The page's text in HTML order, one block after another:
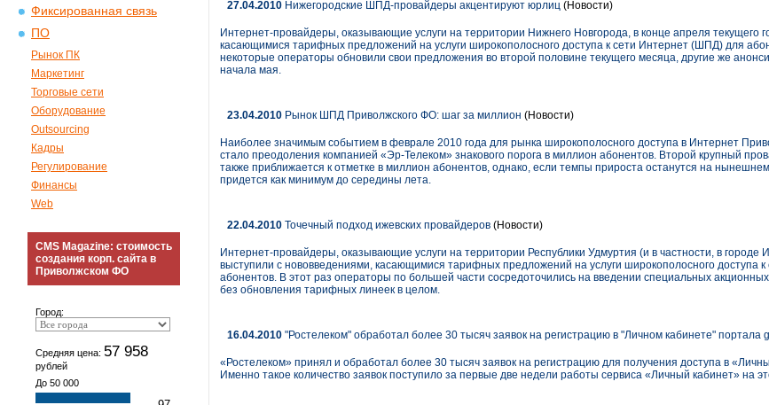
Фиксированная связь
ПО
Рынок ПК
Маркетинг
Торговые сети
Оборудование
Outsourcing
Кадры
Регулирование
Финансы
Web
CMS Magazine: стоимость
создания корп. сайта в
Приволжском ФО
Город:
Средняя цена: 57 958
рублей
До 50 000
27.04.2010 Нижегородские ШПД-провайдеры акцентируют юрлиц (Новости)
Интернет-провайдеры, оказывающие услуги на территории Нижнего Новгорода, в конце апреля текущего
касающимися тарифных предложений на услуги широкополосного доступа к сети Интернет (ШПД) для
некоторые операторы обновили свои предложения во второй половине текущего месяца, другие же
начала мая.
23.04.2010 Рынок ШПД Приволжского ФО: шаг за миллион (Новости)
Наиболее значимым событием в феврале 2010 года для рынка широкополосного доступа в Интернет
стало преодоления компанией «Эр-Телеком» знакового порога в миллион абонентов. Второй крупный
также приближается к отметке в миллион абонентов, однако, если темпы прироста останутся на
придется как минимум до середины лета.
22.04.2010 Точечный подход ижевских провайдеров (Новости)
Интернет-провайдеры, оказывающие услуги на территории Республики Удмуртия (и в частности, в городе
выступили с нововведениями, касающимися тарифных предложений на услуги широкополосного доступа
абонентов. В этот раз операторы по большей части сосредоточились на введении специальных
без обновления тарифных линеек в целом.
16.04.2010 "Ростелеком" обработал более 30 тысяч заявок на регистрацию в "Личном кабинете" портала
«Ростелеком» принял и обработал более 30 тысяч заявок на регистрацию для получения доступа в
Именно такое количество заявок поступило за первые две недели работы сервиса «Личный кабинет» на